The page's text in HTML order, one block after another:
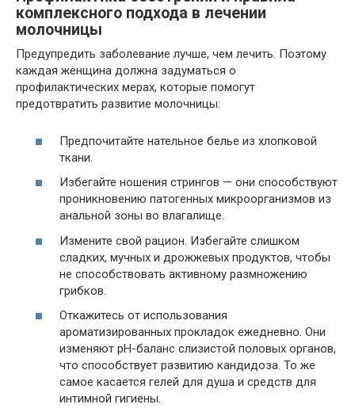
комплексного подхода в лечении
молочницы
Предупредить заболевание лучше, чем лечить. Поэтому
каждая женщина должна задуматься о
профилактических мерах, которые помогут
предотвратить развитие молочницы:
Предпочитайте нательное белье из хлопковой
ткани.
Избегайте ношения стрингов — они способствуют
проникновению патогенных микроорганизмов из
анальной зоны во влагалище.
Измените свой рацион. Избегайте слишком
сладких, мучных и дрожжевых продуктов, чтобы
не способствовать активному размножению
грибков.
Откажитесь от использования
ароматизированных прокладок ежедневно. Они
изменяют pH-баланс слизистой половых органов,
что способствует развитию кандидоза. То же
самое касается гелей для душа и средств для
интимной гигиены.